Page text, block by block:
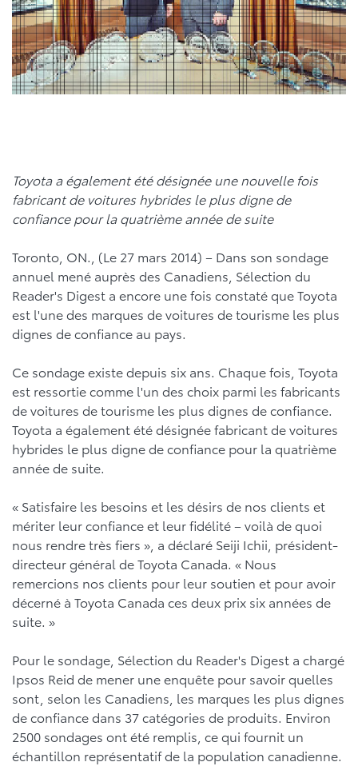
Toyota a également été désignée une nouvelle fois
fabricant de voitures hybrides le plus digne de
confiance pour la quatrième année de suite
Toronto, ON., (Le 27 mars 2014) – Dans son sondage
annuel mené auprès des Canadiens, Sélection du
Reader's Digest a encore une fois constaté que Toyota
est l'une des marques de voitures de tourisme les plus
dignes de confiance au pays.
Ce sondage existe depuis six ans. Chaque fois, Toyota
est ressortie comme l'un des choix parmi les fabricants
de voitures de tourisme les plus dignes de confiance.
Toyota a également été désignée fabricant de voitures
hybrides le plus digne de confiance pour la quatrième
année de suite.
« Satisfaire les besoins et les désirs de nos clients et
mériter leur confiance et leur fidélité – voilà de quoi
nous rendre très fiers », a déclaré Seiji Ichii, président-
directeur général de Toyota Canada. « Nous
remercions nos clients pour leur soutien et pour avoir
décerné à Toyota Canada ces deux prix six années de
suite. »
Pour le sondage, Sélection du Reader's Digest a chargé
Ipsos Reid de mener une enquête pour savoir quelles
sont, selon les Canadiens, les marques les plus dignes
de confiance dans 37 catégories de produits. Environ
2500 sondages ont été remplis, ce qui fournit un
échantillon représentatif de la population canadienne.